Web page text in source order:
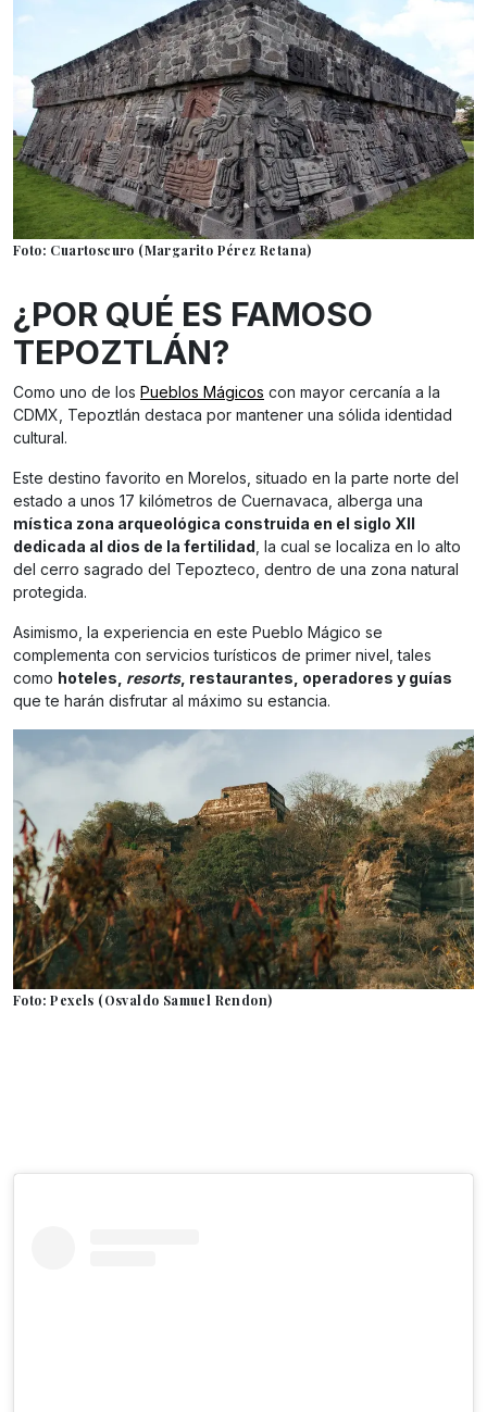
Foto: Cuartoscuro (Margarito Pérez Retana)
¿POR QUÉ ES FAMOSO
TEPOZTLÁN?
Como uno de los Pueblos Mágicos con mayor cercanía a la
CDMX, Tepoztlán destaca por mantener una sólida identidad
cultural.
Este destino favorito en Morelos, situado en la parte norte del
estado a unos 17 kilómetros de Cuernavaca, alberga una
mística zona arqueológica construida en el siglo XII
dedicada al dios de la fertilidad , la cual se localiza en lo alto
del cerro sagrado del Tepozteco, dentro de una zona natural
protegida.
Asimismo, la experiencia en este Pueblo Mágico se
complementa con servicios turísticos de primer nivel, tales
como hoteles, resorts, restaurantes, operadores y guías
que te harán disfrutar al máximo su estancia.
Foto: Pexels (Osvaldo Samuel Rendon)